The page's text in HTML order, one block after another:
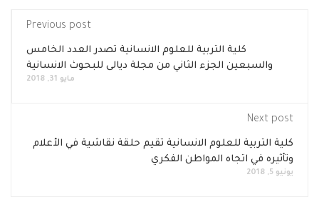
Previous post
كلية التربية للعلوم الانسانية تصدر العدد الخامس
والسبعين الجزء الثاني من مجلة ديالى للبحوث الانسانية
مايو 31, 2018
Next post
كلية التربية للعلوم الانسانية تقيم حلقة نقاشية في الأعلام
وتأثيره في اتجاه المواطن الفكري
يونيو 5, 2018